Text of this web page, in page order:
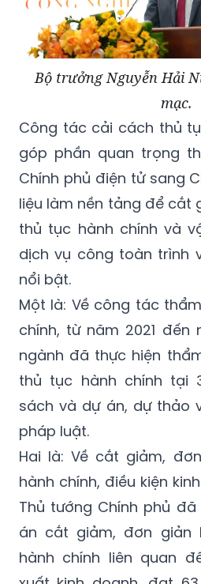
Bộ trưởng Nguyễn Hải
mạc.
Công tác cải cách thủ
góp phần quan trọng
Chính phủ điện tử sang
liệu làm nền tảng để cắt
thủ tục hành chính và
dịch vụ công toàn trình
nổi bật.
Một là: Về công tác
chính, từ năm 2021 đến
ngành đã thực hiện
thủ tục hành chính tại
sách và dự án, dự thảo
pháp luật.
Hai là: Về cắt giảm,
hành chính, điều kiện
Thủ tướng Chính phủ
án cắt giảm, đơn giản
hành chính liên quan